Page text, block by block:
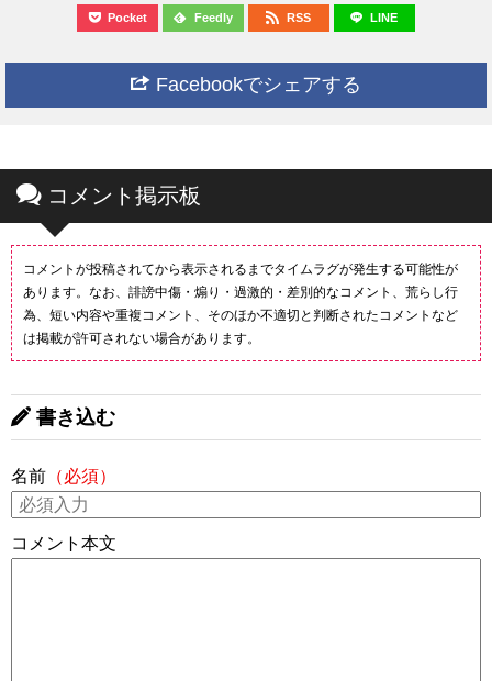
Pocket Feedly RSS LINE
Facebookでシェアする
コメント掲示板
コメントが投稿されてから表示されるまでタイムラグが発生する可能性が
あります。なお、誹謗中傷・煽り・過激的・差別的なコメント、荒らし行
為、短い内容や重複コメント、そのほか不適切と判断されたコメントなど
は掲載が許可されない場合があります。
書き込む
名前 （必須）
コメント本文